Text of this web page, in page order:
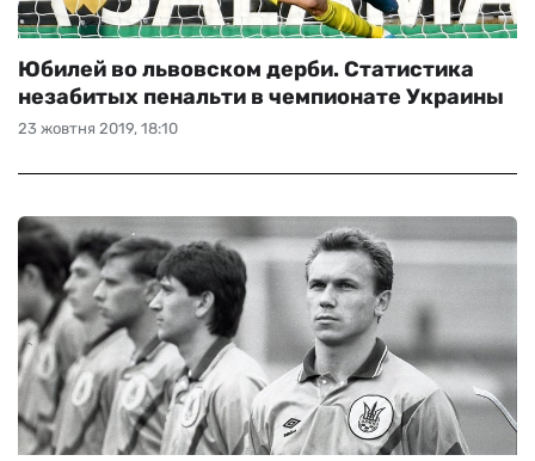
23 жовтня 2019, 18:10
Юбилей во львовском дерби. Статистика
незабитых пенальти в чемпионате Украины